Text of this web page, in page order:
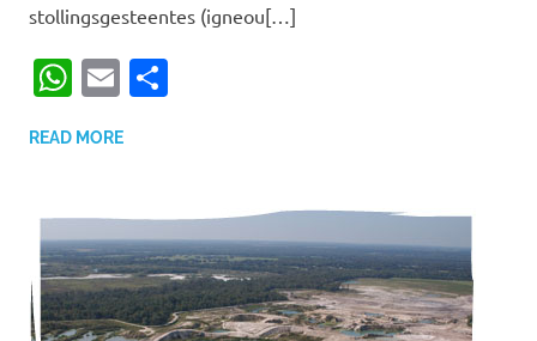
stollingsgesteentes (igneou[…]
WhatsApp
Email
READ MORE